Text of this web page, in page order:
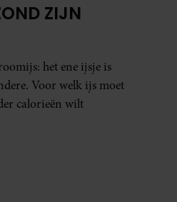
ZIJN
het ene ijsje is
Voor welk ijs moet
calorieën wilt